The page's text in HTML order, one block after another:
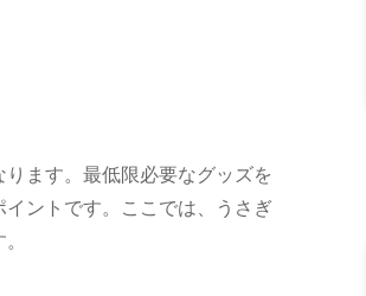
ます。最低限必要なグッズを
ントです。ここでは、うさぎ